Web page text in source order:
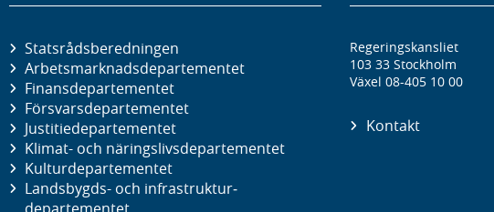
Statsrådsberedningen
Arbetsmarknads­departementet
Finans­departementet
Försvars­departementet
Justitie­departementet
Klimat- och näringslivs­departementet
Kultur­departementet
Landsbygds- och infrastruktur­
Regeringskansliet
103 33 Stockholm
Växel 08-405 10 00
Kontakt